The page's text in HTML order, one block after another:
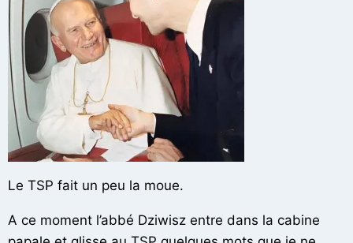
Le TSP fait un peu la moue.
A ce moment l’abbé Dziwisz entre dans la cabine